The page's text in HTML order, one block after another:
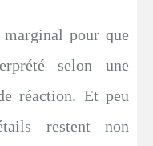
marginal pour que
selon une
réaction. Et peu
restent non